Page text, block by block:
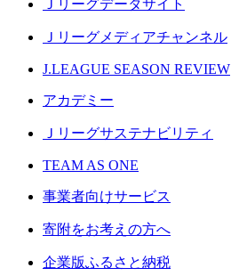
Ｊリーグデータサイト
Ｊリーグメディアチャンネル
J.LEAGUE SEASON REVIEW
アカデミー
Ｊリーグサステナビリティ
TEAM AS ONE
事業者向けサービス
寄附をお考えの方へ
企業版ふるさと納税